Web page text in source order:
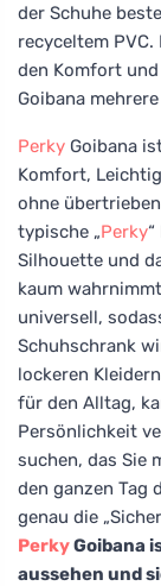
der Schuhe
recyceltem
den Komfort
Goibana
Perky Goibana
Komfort,
ohne
typische „Perky
Silhouette und
kaum
universell,
Schuhschrank
lockeren
für den Alltag,
Persönlichkeit
suchen, das Sie
den ganzen Tag
genau die
PerkyGoibana
aussehen und